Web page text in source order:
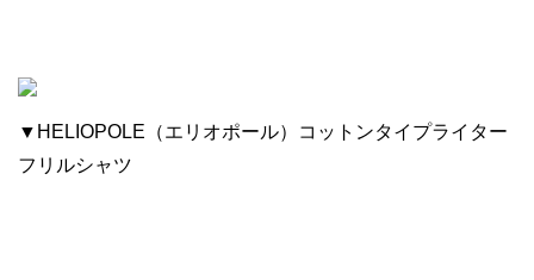
▼HELIOPOLE（エリオポール）コットンタイプライター
フリルシャツ